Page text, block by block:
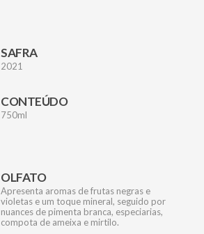
SAFRA
2021
CONTEÚDO
750ml
OLFATO
Apresenta aromas de frutas negras e
violetas e um toque mineral, seguido por
nuances de pimenta branca, especiarias,
compota de ameixa e mirtilo.